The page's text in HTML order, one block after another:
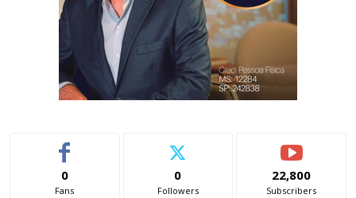
0
Fans
0
Followers
22,800
Subscribers